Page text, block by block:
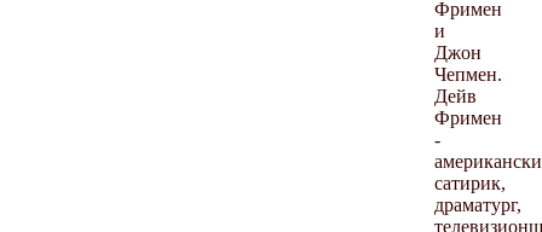
Фримен
и
Джон
Чепмен.
Дейв
Фримен
-
сатирик,
драматург,